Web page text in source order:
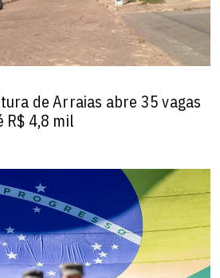
de Arraias abre 35 vagas
R$ 4,8 mil